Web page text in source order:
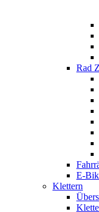
Rad
E-
Klettern